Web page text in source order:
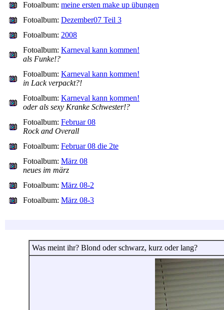
Fotoalbum: meine ersten make up übungen
Fotoalbum: Dezember07 Teil 3
Fotoalbum: 2008
Fotoalbum: Karneval kann kommen!
als Funke!?
Fotoalbum: Karneval kann kommen!
in Lack verpackt?!
Fotoalbum: Karneval kann kommen!
oder als sexy Kranke Schwester!?
Fotoalbum: Februar 08
Rock and Overall
Fotoalbum: Februar 08 die 2te
Fotoalbum: März 08
neues im märz
Fotoalbum: März 08-2
Fotoalbum: März 08-3
Was meint ihr? Blond oder schwarz, kurz oder lang?